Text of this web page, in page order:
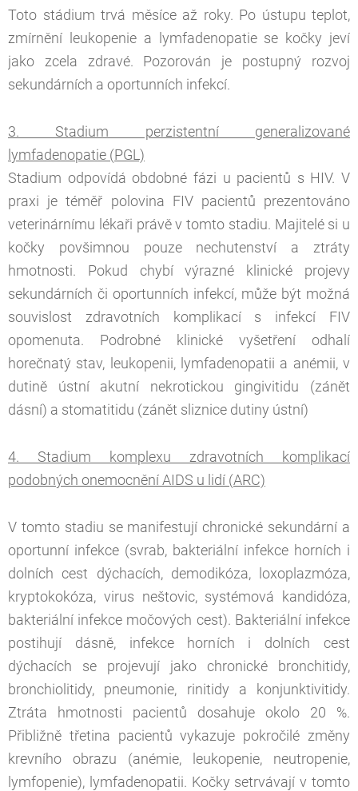
Toto stádium trvá měsíce až roky. Po ústupu teplot,
zmírnění leukopenie a lymfadenopatie se kočky jeví
jako zcela zdravé. Pozorován je postupný rozvoj
sekundárních a oportunních infekcí.
3. Stadium perzistentní generalizované
lymfadenopatie (PGL)
Stadium odpovídá obdobné fázi u pacientů s HIV. V
praxi je téměř polovina FIV pacientů prezentováno
veterinárnímu lékaři právě v tomto stadiu. Majitelé si u
kočky povšimnou pouze nechutenství a ztráty
hmotnosti. Pokud chybí výrazné klinické projevy
sekundárních či oportunních infekcí, může být možná
souvislost zdravotních komplikací s infekcí FIV
opomenuta. Podrobné klinické vyšetření odhalí
horečnatý stav, leukopenii, lymfadenopatii a anémii, v
dutině ústní akutní nekrotickou gingivitidu (zánět
dásní) a stomatitidu (zánět sliznice dutiny ústní)
4. Stadium komplexu zdravotních komplikací
podobných onemocnění AIDS u lidí (ARC)
V tomto stadiu se manifestují chronické sekundární a
oportunní infekce (svrab, bakteriální infekce horních i
dolních cest dýchacích, demodikóza, loxoplazmóza,
kryptokokóza, virus neštovic, systémová kandidóza,
bakteriální infekce močových cest). Bakteriální infekce
postihují dásně, infekce horních i dolních cest
dýchacích se projevují jako chronické bronchitidy,
bronchiolitidy, pneumonie, rinitidy a konjunktivitidy.
Ztráta hmotnosti pacientů dosahuje okolo 20 %.
Přibližně třetina pacientů vykazuje pokročilé změny
krevního obrazu (anémie, leukopenie, neutropenie,
lymfopenie), lymfadenopatii. Kočky setrvávají v tomto